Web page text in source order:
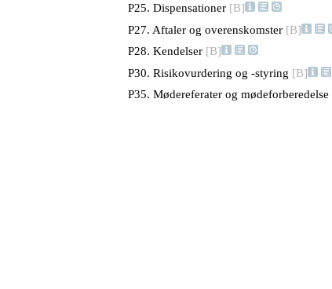
P25. Dispensationer [B]
P27. Aftaler og overenskomster [B]
P28. Kendelser [B]
P30. Risikovurdering og -styring [B]
P35. Mødereferater og mødeforberedelse